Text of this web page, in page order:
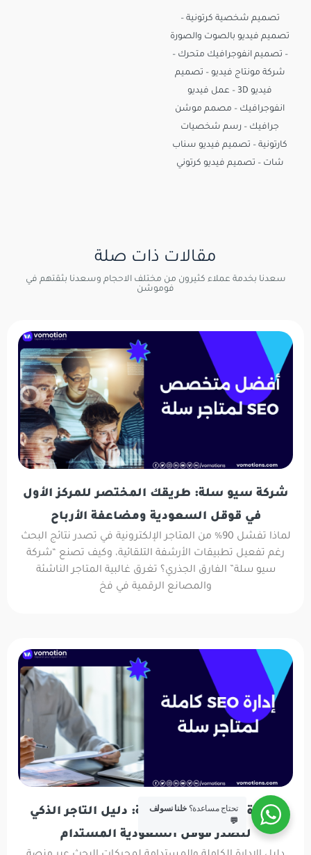
تصميم شخصية كرتونية –
تصميم فيديو بالصوت والصورة
– تصميم انفوجرافيك متحرك –
شركة مونتاج فيديو – تصميم
فيديو 3D
– عمل فيديو
انفوجرافيك – مصمم موشن
جرافيك – رسم شخصيات
كارتونية – تصميم فيديو سناب
شات – تصميم فيديو كرتوني
مقالات ذات صلة
سعدنا بخدمة عملاء كثيرون من مختلف الاحجام وسعدنا بثقتهم في
فوموشن
شركة سيو سلة: طريقك المختصر للمركز الأول
في قوقل السعودية ومضاعفة الأرباح
لماذا تفشل 90% من المتاجر الإلكترونية في تصدر نتائج البحث
رغم تفعيل تطبيقات الأرشفة التلقائية، وكيف تصنع “شركة
سيو سلة” الفارق الجذري؟ تغرق غالبية المتاجر الناشئة
والمصانع الرقمية في فخ
الإدارة الكاملة لـ سيو سلة: دليل التاجر الذكي
لتصدر قوقل السعودية المستدام
تحتاج مساعدة؟ خلنا نسولف
💬